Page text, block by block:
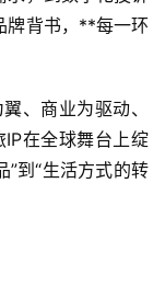
牌背书，**每一环
、商业为驱动、
IP在全球舞台上绽
”到“生活方式的转